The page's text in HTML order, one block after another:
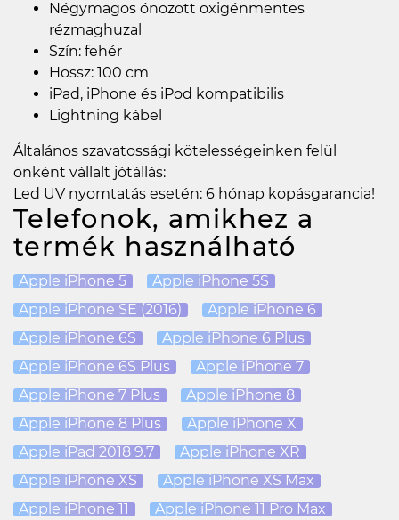
Négymagos ónozott oxigénmentes
rézmaghuzal
Szín: fehér
Hossz: 100 cm
iPad, iPhone és iPod kompatibilis
Lightning kábel
Általános szavatossági kötelességeinken felül
önként vállalt jótállás:
Led UV nyomtatás esetén: 6 hónap kopásgarancia!
Telefonok, amikhez a
termék használható
Apple iPhone 5
Apple iPhone 5S
Apple iPhone SE (2016)
Apple iPhone 6
Apple iPhone 6S
Apple iPhone 6 Plus
Apple iPhone 6S Plus
Apple iPhone 7
Apple iPhone 7 Plus
Apple iPhone 8
Apple iPhone 8 Plus
Apple iPhone X
Apple iPad 2018 9.7
Apple iPhone XR
Apple iPhone XS
Apple iPhone XS Max
Apple iPhone 11
Apple iPhone 11 Pro Max